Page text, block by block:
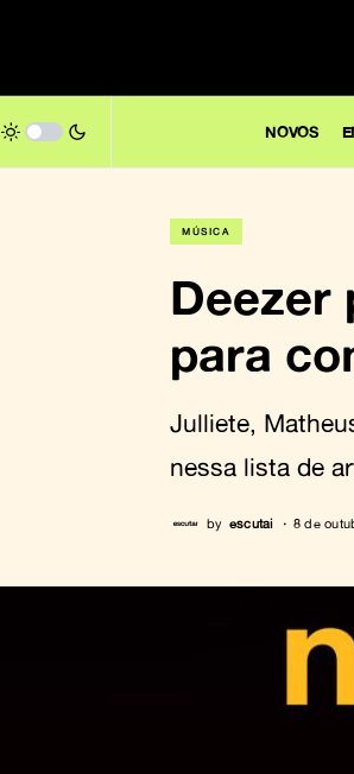
NOVOS
MÚSICA
Deezer
para
Julliete,
nessa lista de
by escutai 8 de